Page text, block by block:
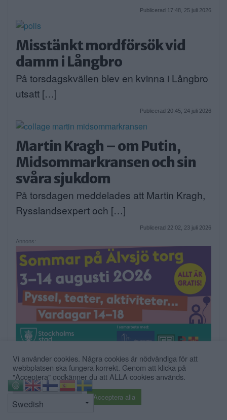
Publicerad 17:48, 25 juli 2026
Misstänkt mordförsök vid
damm i Långbro
På torsdagskvällen blev en kvinna i Långbro
utsatt […]
Publicerad 20:45, 24 juli 2026
Martin Kragh – om Putin,
Midsommarkransen och sin
svåra sjukdom
På torsdagen meddelades att Martin Kragh,
Rysslandsexpert och […]
Publicerad 22:02, 23 juli 2026
Annons:
Vad skiljer nya casinon från
Vi använder cookies. Några cookies är nödvändiga för att
webbplatsen ska fungera korrekt. Genom att klicka på
"Acceptera" godkänner du att ALLA cookies används.
Acceptera alla